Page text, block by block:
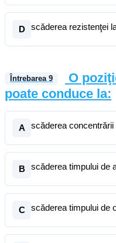
D scăderea rezistenţei
Întrebarea 9
O
poate conduce la:
A scăderea concentrării
B scăderea timpului de
C scăderea timpului de